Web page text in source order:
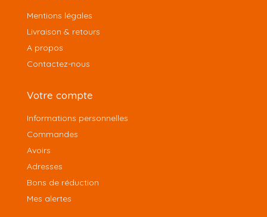
Mentions légales
Livraison & retours
A propos
Contactez-nous
Votre compte
Informations personnelles
Commandes
Avoirs
Adresses
Bons de réduction
Mes alertes